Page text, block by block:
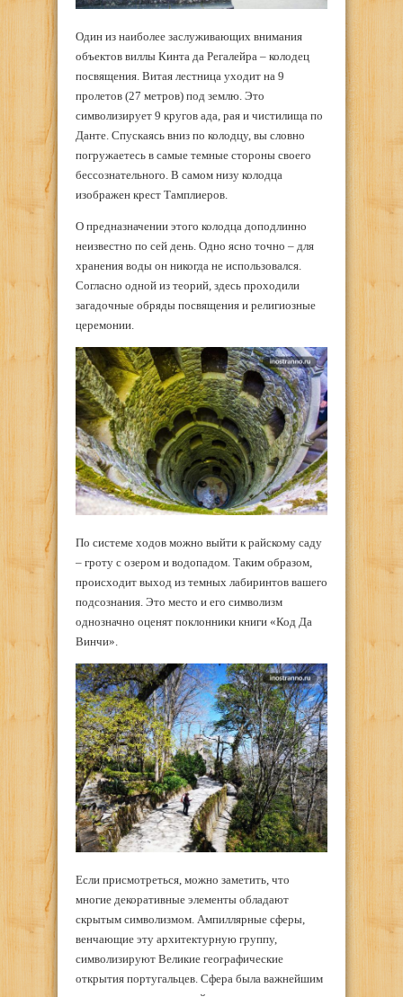
Один из наиболее заслуживающих внимания
объектов виллы Кинта да Регалейра – колодец
посвящения. Витая лестница уходит на 9
пролетов (27 метров) под землю. Это
символизирует 9 кругов ада, рая и чистилища по
Данте. Спускаясь вниз по колодцу, вы словно
погружаетесь в самые темные стороны своего
бессознательного. В самом низу колодца
изображен крест Тамплиеров.
О предназначении этого колодца доподлинно
неизвестно по сей день. Одно ясно точно – для
хранения воды он никогда не использовался.
Согласно одной из теорий, здесь проходили
загадочные обряды посвящения и религиозные
церемонии.
По системе ходов можно выйти к райскому саду
– гроту с озером и водопадом. Таким образом,
происходит выход из темных лабиринтов вашего
подсознания. Это место и его символизм
однозначно оценят поклонники книги «Код Да
Винчи».
Если присмотреться, можно заметить, что
многие декоративные элементы обладают
скрытым символизмом. Ампиллярные сферы,
венчающие эту архитектурную группу,
символизируют Великие географические
открытия португальцев. Сфера была важнейшим